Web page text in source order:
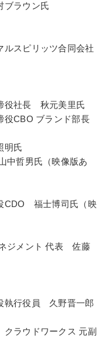
ブラウン氏
ルスピリッツ合同会社
役社長 秋元美里氏
役CBO ブランド部長
明氏
中哲男氏（映像版あ
CDO 福士博司氏（映
ネジメント 代表 佐藤
執行役員 久野晋一郎
ラウドワークス 元副